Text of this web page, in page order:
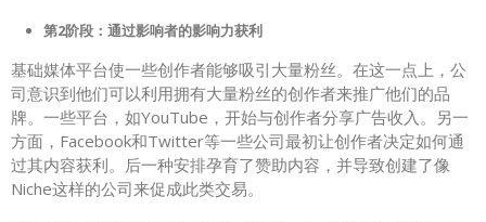
第2阶段：通过影响者的影响力获利
基础媒体平台使一些创作者能够吸引大量粉丝。在这一点上，公
司意识到他们可以利用拥有大量粉丝的创作者来推广他们的品
牌。一些平台，如YouTube，开始与创作者分享广告收入。另一
方面，Facebook和Twitter等一些公司最初让创作者决定如何通
过其内容获利。后一种安排孕育了赞助内容，并导致创建了像
Niche这样的公司来促成此类交易。